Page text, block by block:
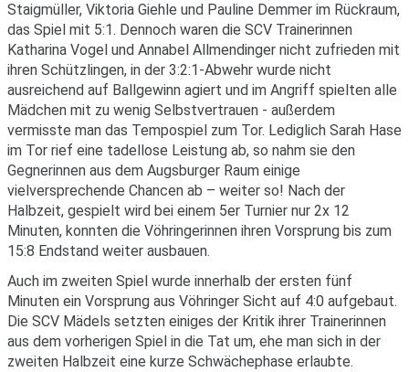
Staigmüller, Viktoria Giehle und Pauline Demmer im Rückraum,
das Spiel mit 5:1. Dennoch waren die SCV Trainerinnen
Katharina Vogel und Annabel Allmendinger nicht zufrieden mit
ihren Schützlingen, in der 3:2:1-Abwehr wurde nicht
ausreichend auf Ballgewinn agiert und im Angriff spielten alle
Mädchen mit zu wenig Selbstvertrauen - außerdem
vermisste man das Tempospiel zum Tor. Lediglich Sarah Hase
im Tor rief eine tadellose Leistung ab, so nahm sie den
Gegnerinnen aus dem Augsburger Raum einige
vielversprechende Chancen ab – weiter so! Nach der
Halbzeit, gespielt wird bei einem 5er Turnier nur 2x 12
Minuten, konnten die Vöhringerinnen ihren Vorsprung bis zum
15:8 Endstand weiter ausbauen.
Auch im zweiten Spiel wurde innerhalb der ersten fünf
Minuten ein Vorsprung aus Vöhringer Sicht auf 4:0 aufgebaut.
Die SCV Mädels setzten einiges der Kritik ihrer Trainerinnen
aus dem vorherigen Spiel in die Tat um, ehe man sich in der
zweiten Halbzeit eine kurze Schwächephase erlaubte.